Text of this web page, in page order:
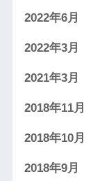
2022年6月
2022年3月
2021年3月
2018年11月
2018年10月
2018年9月